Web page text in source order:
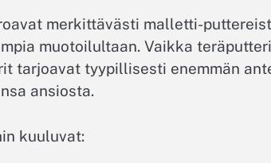
merkittävästi malletti-
muotoilultaan. Vaikka
tarjoavat tyypillisesti enemmän
ansiosta.
kuuluvat: